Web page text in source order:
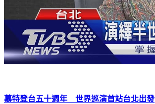
慕特登台五十週年 世界巡演首站台北出發